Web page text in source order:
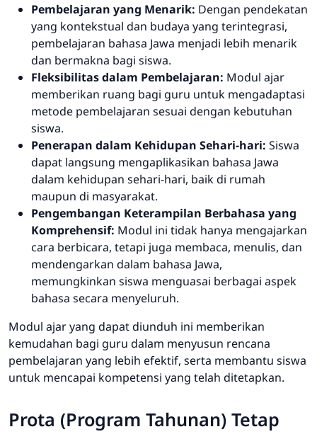
Pembelajaran yang Menarik: Dengan pendekatan
yang kontekstual dan budaya yang terintegrasi,
pembelajaran bahasa Jawa menjadi lebih menarik
dan bermakna bagi siswa.
Fleksibilitas dalam Pembelajaran: Modul ajar
memberikan ruang bagi guru untuk mengadaptasi
metode pembelajaran sesuai dengan kebutuhan
siswa.
Penerapan dalam Kehidupan Sehari-hari: Siswa
dapat langsung mengaplikasikan bahasa Jawa
dalam kehidupan sehari-hari, baik di rumah
maupun di masyarakat.
Pengembangan Keterampilan Berbahasa yang
Komprehensif: Modul ini tidak hanya mengajarkan
cara berbicara, tetapi juga membaca, menulis, dan
mendengarkan dalam bahasa Jawa,
memungkinkan siswa menguasai berbagai aspek
bahasa secara menyeluruh.
Modul ajar yang dapat diunduh ini memberikan
kemudahan bagi guru dalam menyusun rencana
pembelajaran yang lebih efektif, serta membantu siswa
untuk mencapai kompetensi yang telah ditetapkan.
Prota (Program Tahunan) Tetap